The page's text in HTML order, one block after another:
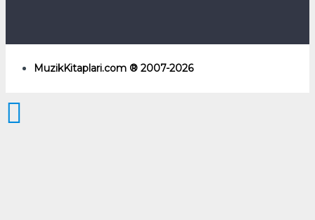
MuzikKitaplari.com ® 2007-2026